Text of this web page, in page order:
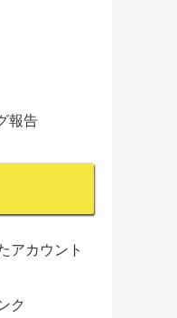
報告
アカウント
ク